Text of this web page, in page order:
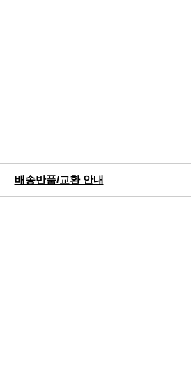
배송반품/교환 안내